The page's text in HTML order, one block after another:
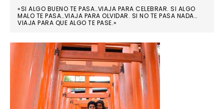
«SI ALGO BUENO TE PASA…VIAJA PARA CELEBRAR. SI ALGO
MALO TE PASA…VIAJA PARA OLVIDAR. SI NO TE PASA NADA…
VIAJA PARA QUE ALGO TE PASE.»